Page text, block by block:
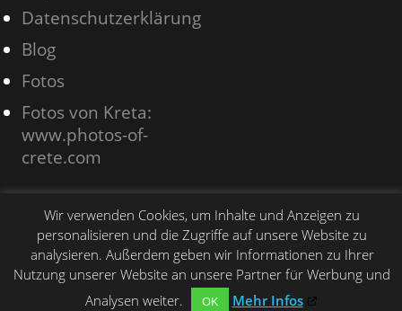
Datenschutzerklärung
Blog
Fotos
Fotos von Kreta:
www.photos-of-
crete.com
Copyright © 2012 - 2025 Kreta-Kriti.de
Wir verwenden Cookies, um Inhalte und Anzeigen zu
personalisieren und die Zugriffe auf unsere Website zu
analysieren. Außerdem geben wir Informationen zu Ihrer
Nutzung unserer Website an unsere Partner für Werbung und
Analysen weiter.
OK Mehr Infos